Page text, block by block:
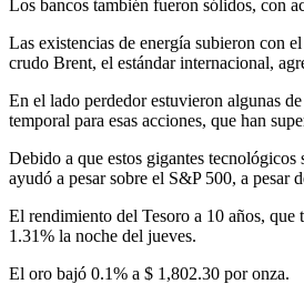
Los bancos también fueron sólidos, con
Las existencias de energía subieron con
crudo Brent, el estándar internacional,
En el lado perdedor estuvieron algunas
temporal para esas acciones, que han
Debido a que estos gigantes
ayudó a pesar sobre el S&P 500, a pesar
El rendimiento del Tesoro a 10 años, que
1.31% la noche del jueves.
El oro bajó 0.1% a $ 1,802.30 por onza.